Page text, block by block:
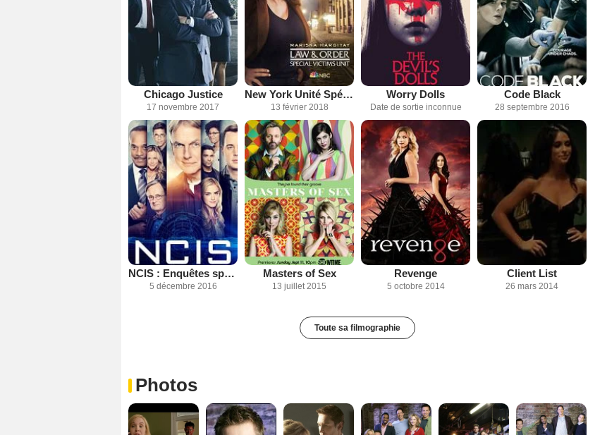
Chicago Justice
17 novembre 2017
New York Unité Spéciale
13 février 2018
Worry Dolls
Date de sortie inconnue
Code Black
28 septembre 2016
NCIS : Enquêtes spéciales
5 décembre 2016
Masters of Sex
13 juillet 2015
Revenge
5 octobre 2014
Client List
26 mars 2014
Toute sa filmographie
Photos